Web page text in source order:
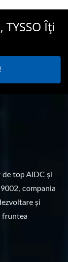
Îți
de top AIDC și
compania
și
fruntea